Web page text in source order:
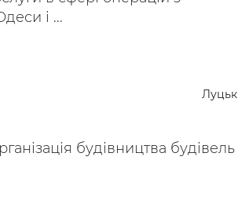
і ...
Луцьк
будівництва будівель